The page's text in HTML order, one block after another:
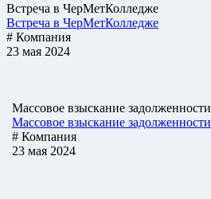
Встреча в ЧерМетКолледже
Встреча в ЧерМетКолледже
# Компания
23 мая 2024
Массовое взыскание задолженности
Массовое взыскание задолженности
# Компания
23 мая 2024